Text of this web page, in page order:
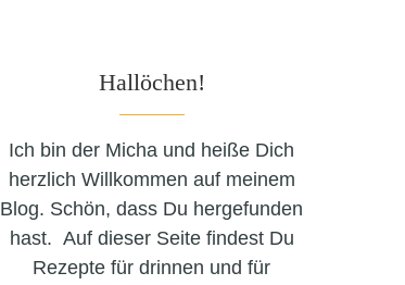
Hallöchen!
Ich bin der Micha und heiße Dich
herzlich Willkommen auf meinem
Blog. Schön, dass Du hergefunden
hast. Auf dieser Seite findest Du
Rezepte für drinnen und für